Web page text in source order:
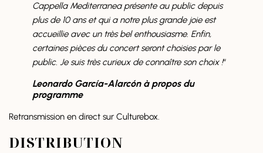
Cappella Mediterranea présente au public depuis
plus de 10 ans et qui a notre plus grande joie est
accueillie avec un très bel enthousiasme. Enfin,
certaines pièces du concert seront choisies par le
public. Je suis très curieux de connaître son choix !“
Leonardo García-Alarcón à propos du
programme
Retransmission en direct sur Culturebox.
DISTRIBUTION